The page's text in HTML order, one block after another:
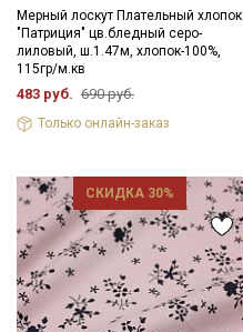
Мерный лоскут Плательный хлопок
"Патриция" цв.бледный серо-
лиловый, ш.1.47м, хлопок-100%,
115гр/м.кв
483 руб. 690 руб.
Только онлайн-заказ
СКИДКА 30%